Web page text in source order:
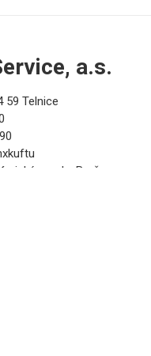
a.s.
59 Telnice
soud v Brně